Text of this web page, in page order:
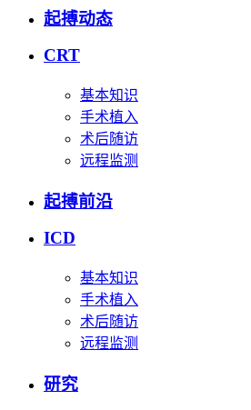
起搏动态
CRT
基本知识
手术植入
术后随访
远程监测
起搏前沿
ICD
基本知识
手术植入
术后随访
远程监测
研究